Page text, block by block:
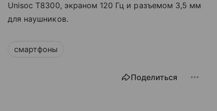
Unisoc T8300, экраном 120 Гц и разъемом 3,5 мм
для наушников.
смартфоны
Поделиться